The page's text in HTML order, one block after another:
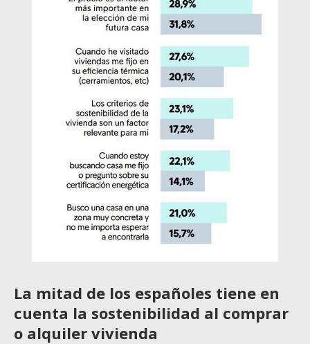
La mitad de los españoles tiene en
cuenta la sostenibilidad al comprar
o alquiler vivienda